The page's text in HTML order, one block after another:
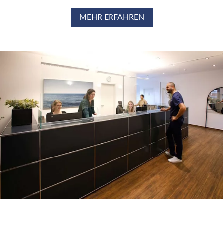
MEHR ERFAHREN